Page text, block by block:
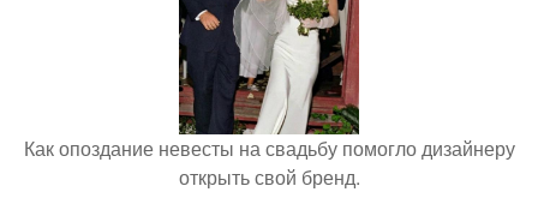
Как опоздание невесты на свадьбу помогло дизайнеру
открыть свой бренд.